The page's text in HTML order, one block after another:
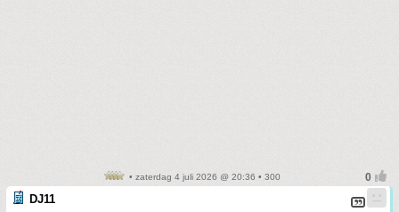
• zaterdag 4 juli 2026 @ 20:36 • 300
DJ11